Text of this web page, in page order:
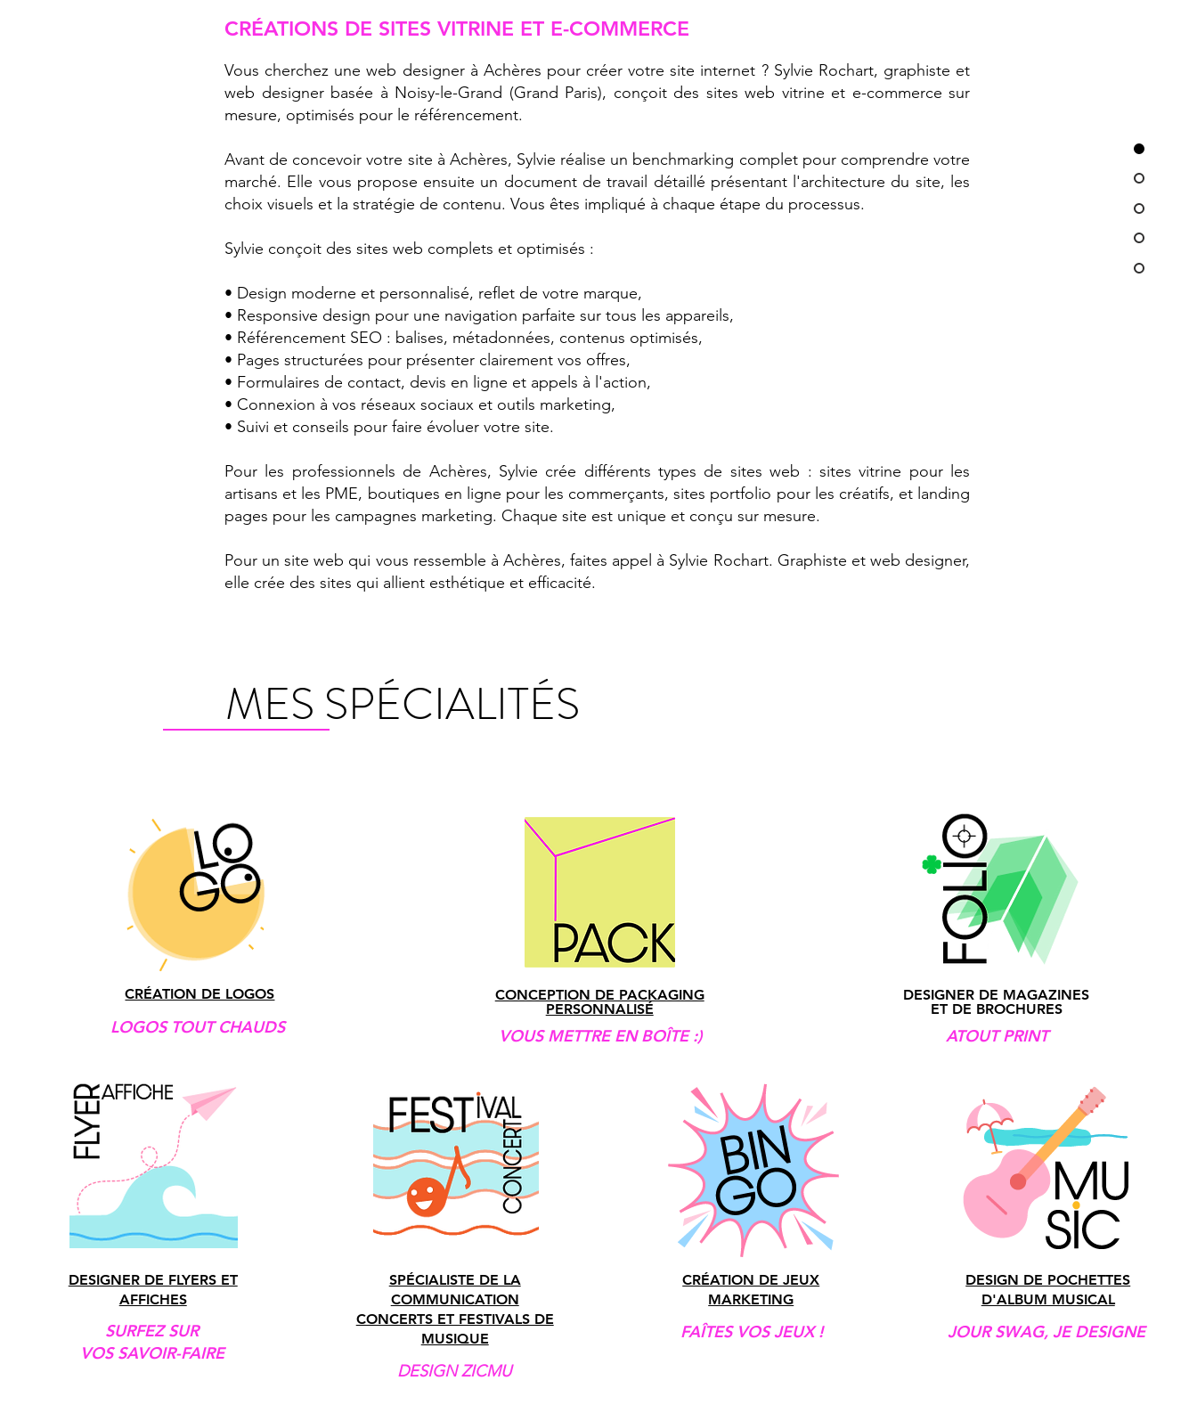
CRÉATIONS DE SITES VITRINE ET E-COMMERCE
Vous cherchez une web designer à Achères pour créer votre site internet ? Sylvie Rochart, graphiste et
web designer basée à Noisy-le-Grand (Grand Paris), conçoit des sites web vitrine et e-commerce sur
mesure, optimisés pour le référencement.
Avant de concevoir votre site à Achères, Sylvie réalise un benchmarking complet pour comprendre votre
marché. Elle vous propose ensuite un document de travail détaillé présentant l'architecture du site, les
choix visuels et la stratégie de contenu. Vous êtes impliqué à chaque étape du processus.
Sylvie conçoit des sites web complets et optimisés :
• Design moderne et personnalisé, reflet de votre marque,
• Responsive design pour une navigation parfaite sur tous les appareils,
• Référencement SEO : balises, métadonnées, contenus optimisés,
• Pages structurées pour présenter clairement vos offres,
• Formulaires de contact, devis en ligne et appels à l'action,
• Connexion à vos réseaux sociaux et outils marketing,
• Suivi et conseils pour faire évoluer votre site.
Pour les professionnels de Achères, Sylvie crée différents types de sites web : sites vitrine pour les
artisans et les PME, boutiques en ligne pour les commerçants, sites portfolio pour les créatifs, et landing
pages pour les campagnes marketing. Chaque site est unique et conçu sur mesure.
Pour un site web qui vous ressemble à Achères, faites appel à Sylvie Rochart. Graphiste et web designer,
elle crée des sites qui allient esthétique et efficacité.
MES SPÉCIALITÉS
CRÉATION DE LOGOS
LOGOS TOUT CHAUDS
CONCEPTION DE PACKAGING
PERSONNALISÉ
VOUS METTRE EN BOÎTE :)
DESIGNER DE MAGAZINES
ET DE BROCHURES
ATOUT PRINT
DESIGNER DE FLYERS ET
AFFICHES
SURFEZ SUR
VOS SAVOIR-FAIRE
SPÉCIALISTE DE LA
COMMUNICATION
CONCERTS ET FESTIVALS DE
MUSIQUE
DESIGN ZICMU
CRÉATION DE JEUX
MARKETING
FAÎTES VOS JEUX !
DESIGN DE POCHETTES
D'ALBUM MUSICAL
JOUR SWAG, JE DESIGNE